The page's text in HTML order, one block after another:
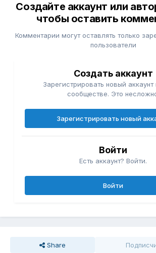
Создайте аккаунт или
чтобы оставить
Комментарии могут оставлять только
пользователи
Создать аккаунт
Зарегистрировать новый
сообществе. Это
Зарегистрировать новый
Войти
Есть аккаунт? Войти.
Войти
Share